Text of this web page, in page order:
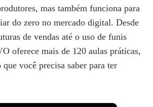
mas também funciona para
do zero no mercado digital. Desde
de vendas até o uso de funis
oferece mais de 120 aulas práticas,
você precisa saber para ter